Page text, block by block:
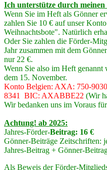
Ich unterstütze durch
Wenn Sie im Heft als Gönner
zahlen Sie 10 € auf unser
Weihnachtsbote". Natürlich
Oder Sie zahlen die Förder-
Jahr zusammen mit dem
nur 22 €.
Wenn Sie also im Heft
dem 15. November.
Konto Belgien: AXA: 750-
8341 BIC: AXABBE22 (Wir
Wir bedanken uns im Voraus
Achtung! ab 2025:
Jahres-Förder-Beitrag: 16 €
Gönner-Beiträge Zeitschriften:
Jahres-Beitrag + Gönner-
Als Beweis der Förder-